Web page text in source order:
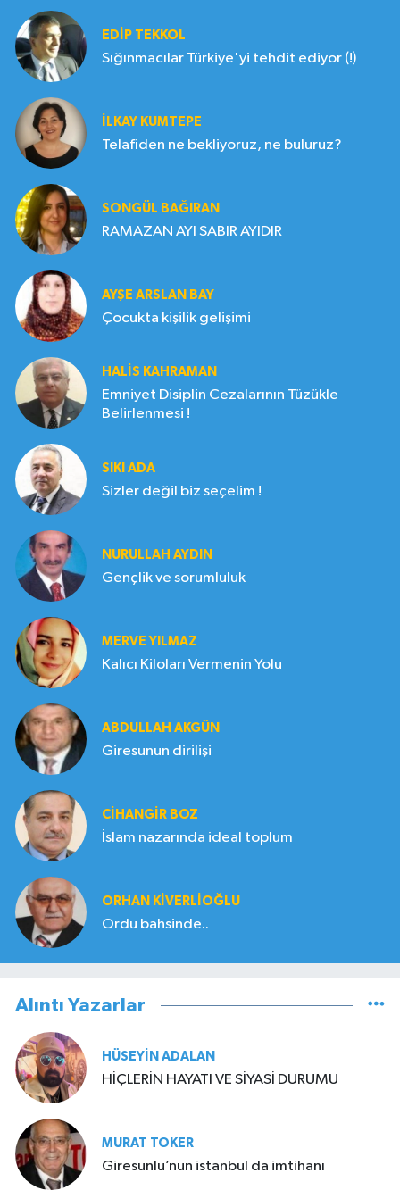
EDIP TEKKOL
Sığınmacılar Türkiye'yi tehdit ediyor (!)
İLKAY KUMTEPE
Telafiden ne bekliyoruz, ne buluruz?
SONGÜL BAĞIRAN
RAMAZAN AYI SABIR AYIDIR
AYŞE ARSLAN BAY
Çocukta kişilik gelişimi
HALIS KAHRAMAN
Emniyet Disiplin Cezalarının Tüzükle
Belirlenmesi !
SIKI ADA
Sizler değil biz seçelim !
NURULLAH AYDIN
Gençlik ve sorumluluk
MERVE YILMAZ
Kalıcı Kiloları Vermenin Yolu
ABDULLAH AKGÜN
Giresunun dirilişi
CIHANGIR BOZ
İslam nazarında ideal toplum
ORHAN KIVERLIOĞLU
Ordu bahsinde..
Alıntı Yazarlar
HÜSEYIN ADALAN
HİÇLERİN HAYATI VE SİYASİ DURUMU
MURAT TOKER
Giresunlu’nun istanbul da imtihanı